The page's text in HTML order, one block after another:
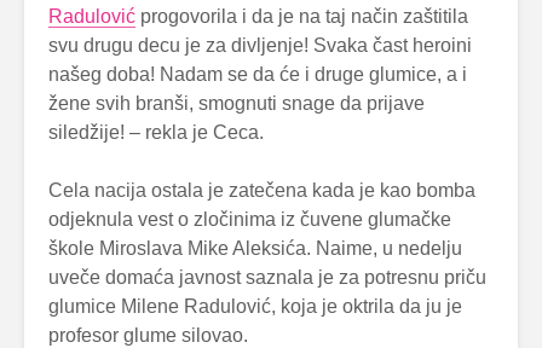
Radulović progovorila i da je na taj način zaštitila
svu drugu decu je za divljenje! Svaka čast heroini
našeg doba! Nadam se da će i druge glumice, a i
žene svih branši, smognuti snage da prijave
siledžije! – rekla je Ceca.
Cela nacija ostala je zatečena kada je kao bomba
odjeknula vest o zločinima iz čuvene glumačke
škole Miroslava Mike Aleksića. Naime, u nedelju
uveče domaća javnost saznala je za potresnu priču
glumice Milene Radulović, koja je oktrila da ju je
profesor glume silovao.